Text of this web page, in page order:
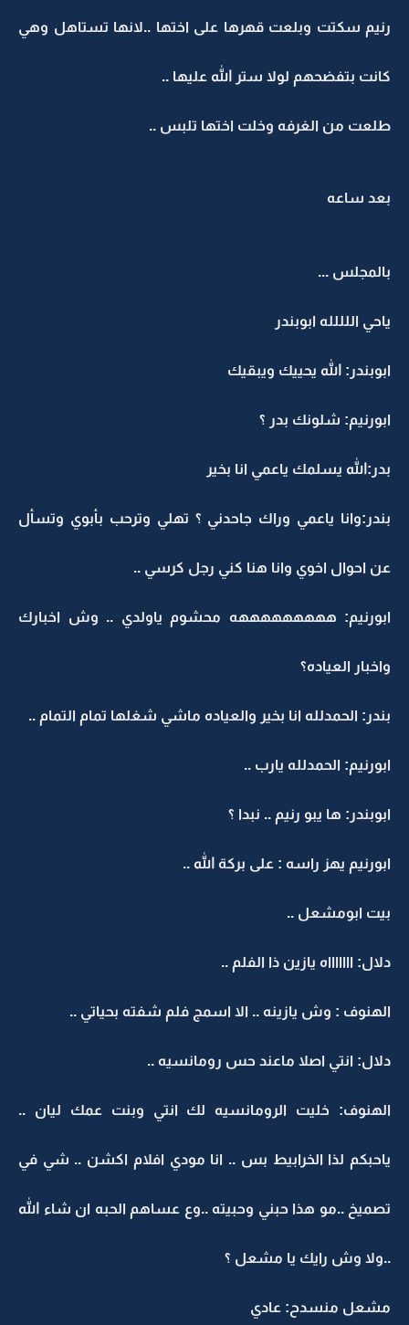
رنيم سكتت وبلعت قهرها على اختها ..لانها تستاهل وهي
كانت بتفضحهم لولا ستر الله عليها ..
طلعت من الغرفه وخلت اختها تلبس ..
بعد ساعه
بالمجلس ...
ياحي اللللله ابوبندر
ابوبندر: الله يحييك ويبقيك
ابورنيم: شلونك بدر ؟
بدر:الله يسلمك ياعمي انا بخير
بندر:وانا ياعمي وراك جاحدني ؟ تهلي وترحب بأبوي وتسأل
عن احوال اخوي وانا هنا كني رجل كرسي ..
ابورنيم: هههههههههه محشوم ياولدي .. وش اخبارك
واخبار العياده؟
بندر: الحمدلله انا بخير والعياده ماشي شغلها تمام التمام ..
ابورنيم: الحمدلله يارب ..
ابوبندر: ها يبو رنيم .. نبدا ؟
ابورنيم يهز راسه : على بركة الله ..
بيت ابومشعل ..
دلال: اااااااه يازين ذا الفلم ..
الهنوف : وش يازينه .. الا اسمج فلم شفته بحياتي ..
دلال: انتي اصلا ماعند حس رومانسيه ..
الهنوف: خليت الرومانسيه لك انتي وبنت عمك ليان ..
ياحبكم لذا الخرابيط بس .. انا مودي افلام اكشن .. شي في
تصميخ ..مو هذا حبني وحبيته ..وع عساهم الحبه ان شاء الله
..ولا وش رايك يا مشعل ؟
مشعل منسدح: عادي